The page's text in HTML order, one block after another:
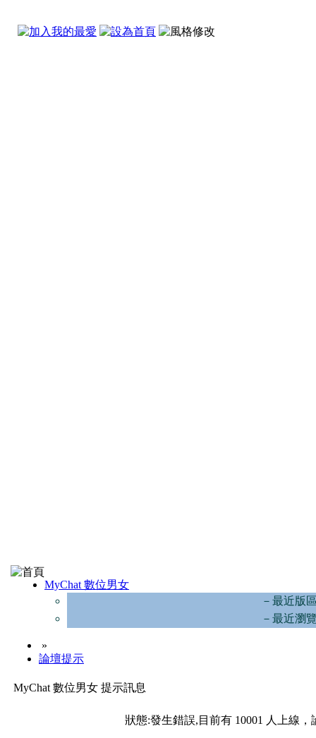
MyChat 數位男女
－最近版
－最近瀏
»
論壇提示
MyChat 數位男女 提示訊息
狀態:發生錯誤,目前有 10001 人上線